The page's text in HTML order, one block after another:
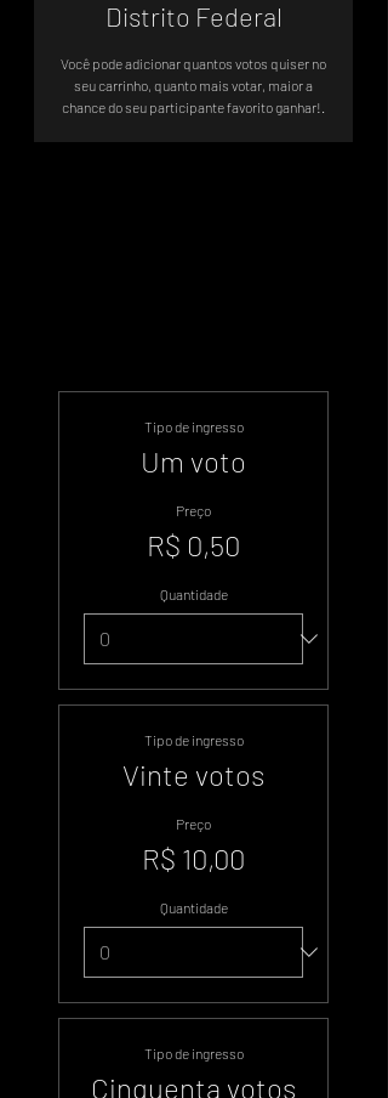
Distrito Federal
Você pode adicionar quantos votos quiser no
seu carrinho, quanto mais votar, maior a
chance do seu participante favorito ganhar!.
Tipo de ingresso
Um voto
Preço
R$ 0,50
Quantidade
Tipo de ingresso
Vinte votos
Preço
R$ 10,00
Quantidade
Tipo de ingresso
Cinquenta votos